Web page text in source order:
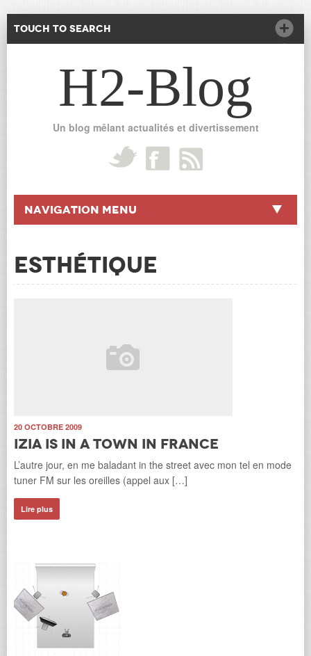
Touch to Search
H2-Blog
Un blog mêlant actualités et divertissement
Navigation Menu
ESTHÉTIQUE
20 OCTOBRE 2009
Izia is in a town in France
L’autre jour, en me baladant in the street avec mon tel en mode
tuner FM sur les oreilles (appel aux […]
Lire plus